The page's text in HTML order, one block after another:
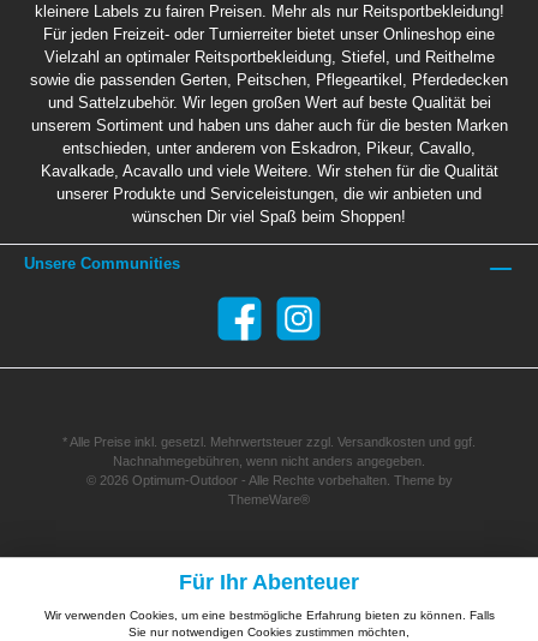
kleinere Labels zu fairen Preisen. Mehr als nur Reitsportbekleidung!
Für jeden Freizeit- oder Turnierreiter bietet unser Onlineshop eine
Vielzahl an optimaler Reitsportbekleidung, Stiefel, und Reithelme
sowie die passenden Gerten, Peitschen, Pflegeartikel, Pferdedecken
und Sattelzubehör. Wir legen großen Wert auf beste Qualität bei
unserem Sortiment und haben uns daher auch für die besten Marken
entschieden, unter anderem von Eskadron, Pikeur, Cavallo,
Kavalkade, Acavallo und viele Weitere. Wir stehen für die Qualität
unserer Produkte und Serviceleistungen, die wir anbieten und
wünschen Dir viel Spaß beim Shoppen!
Unsere Communities
* Alle Preise inkl. gesetzl. Mehrwertsteuer zzgl. Versandkosten und ggf.
Nachnahmegebühren, wenn nicht anders angegeben.
© 2026 Optimum-Outdoor - Alle Rechte vorbehalten. Theme by
ThemeWare®
Für Ihr Abenteuer
Wir verwenden Cookies, um eine bestmögliche Erfahrung bieten zu können. Falls
Sie nur notwendigen Cookies zustimmen möchten,